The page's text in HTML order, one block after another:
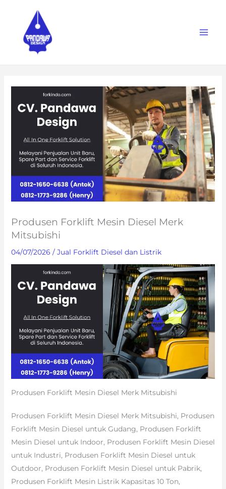
content
Produsen Forklift Mesin Diesel Merk
Mitsubishi
04/07/2026 / Jual Forklift Diesel dan Listrik
Produsen Forklift Mesin Diesel Merk Mitsubishi
Produsen Forklift Mesin Diesel Merk Mitsubishi, Produsen
Forklift Mesin Diesel untuk Gudang, Produsen Forklift
Mesin Diesel untuk Indoor, Produsen Forklift Mesin Diesel
untuk Industri, Produsen Forklift Mesin Diesel untuk
Outdoor, Produsen Forklift Mesin Diesel untuk Pabrik,
Produsen Forklift Mesin Listrik Kapasitas 10 Ton,